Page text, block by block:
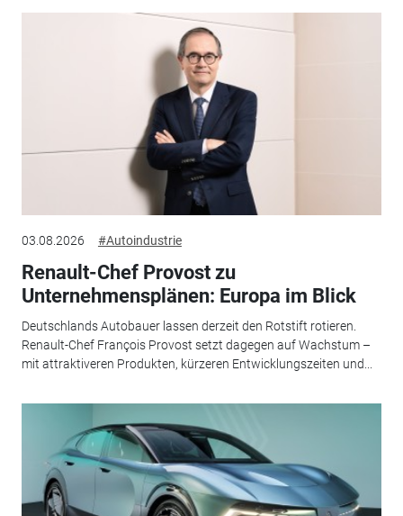
03.08.2026 #Autoindustrie
Renault-Chef Provost zu
Unternehmensplänen: Europa im Blick
Deutschlands Autobauer lassen derzeit den Rotstift rotieren.
Renault-Chef François Provost setzt dagegen auf Wachstum –
mit attraktiveren Produkten, kürzeren Entwicklungszeiten und...